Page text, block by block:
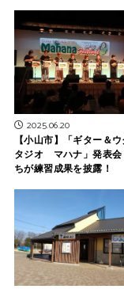
2025.06.20
【小山市】「ギター＆
タジオ マハナ」発表
ちが練習成果を披露！